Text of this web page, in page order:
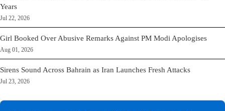
Years
Jul 22, 2026
Girl Booked Over Abusive Remarks Against PM Modi Apologises
Aug 01, 2026
Sirens Sound Across Bahrain as Iran Launches Fresh Attacks
Jul 23, 2026